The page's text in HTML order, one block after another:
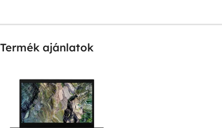
Termék ajánlatok